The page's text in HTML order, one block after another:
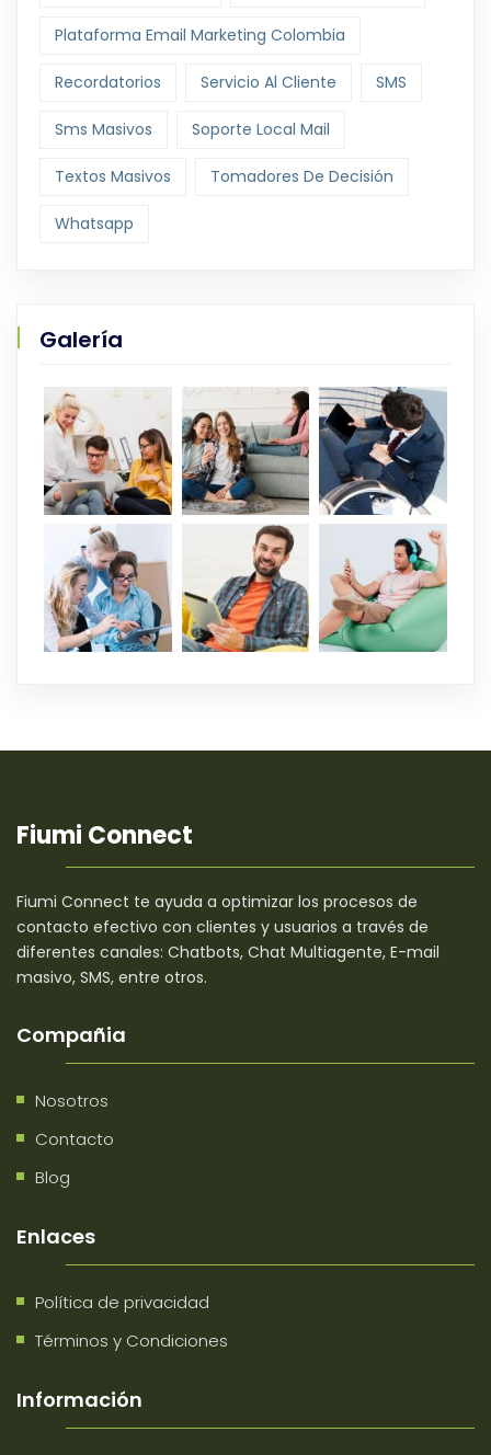
Plataforma Email Marketing Colombia
Recordatorios Servicio Al Cliente SMS
Sms Masivos Soporte Local Mail
Textos Masivos Tomadores De Decisión
Whatsapp
Galería
Fiumi Connect
Fiumi Connect te ayuda a optimizar los procesos de
contacto efectivo con clientes y usuarios a través de
diferentes canales: Chatbots, Chat Multiagente, E-mail
masivo, SMS, entre otros.
Compañia
Nosotros
Contacto
Blog
Enlaces
Política de privacidad
Términos y Condiciones
Información